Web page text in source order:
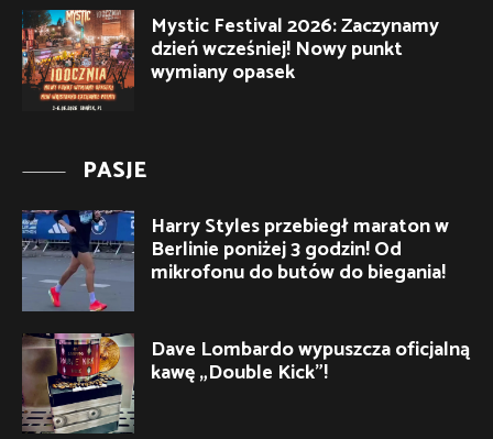
Mystic Festival 2026: Zaczynamy
dzień wcześniej! Nowy punkt
wymiany opasek
PASJE
Harry Styles przebiegł maraton w
Berlinie poniżej 3 godzin! Od
mikrofonu do butów do biegania!
Dave Lombardo wypuszcza oficjalną
kawę „Double Kick”!